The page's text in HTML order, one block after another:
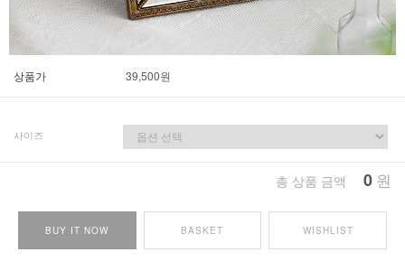
상품가 39,500원
사이즈
총 상품 금액 0 원
BUY IT NOW BASKET WISHLIST